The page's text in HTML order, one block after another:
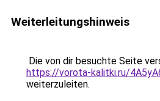
Weiterleitungshinweis
Die von dir besuchte Seite
https://vorota-kalitki.ru/
weiterzuleiten.